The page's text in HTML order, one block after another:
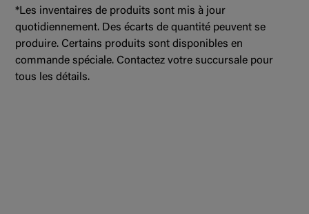
*Les inventaires de produits sont mis à jour
quotidiennement. Des écarts de quantité peuvent se
produire. Certains produits sont disponibles en
commande spéciale. Contactez votre succursale pour
tous les détails.